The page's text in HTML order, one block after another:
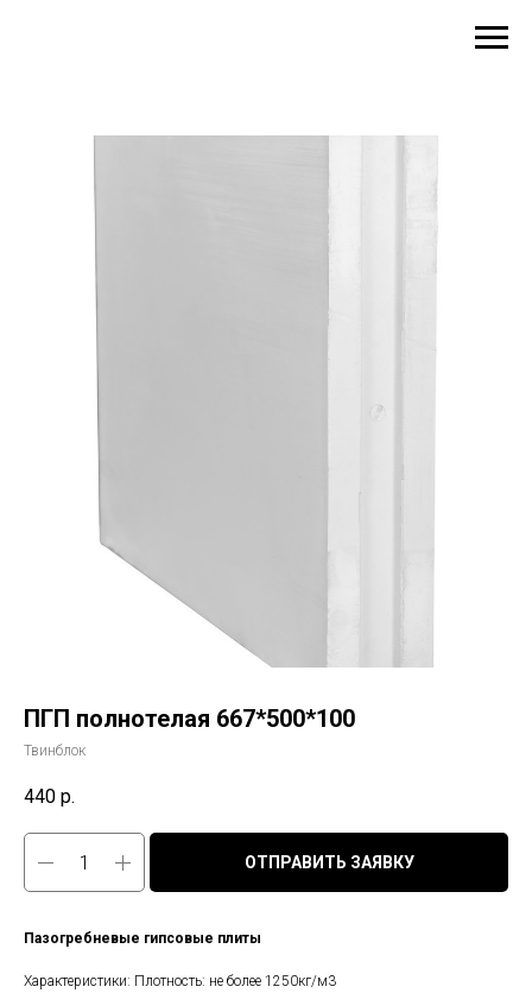
ПГП полнотелая 667*500*100
Твинблок
440 р.
ОТПРАВИТЬ ЗАЯВКУ
Пазогребневые гипсовые плиты
Характеристики: Плотность: не более 1250кг/м3